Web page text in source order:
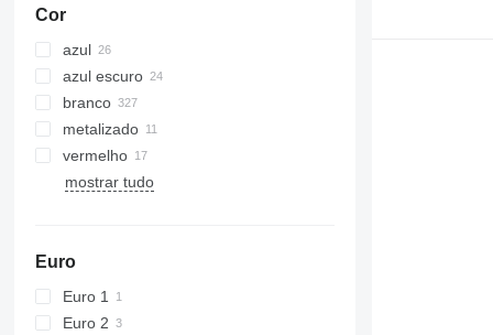
Cor
azul
azul escuro
branco
metalizado
vermelho
mostrar tudo
Euro
Euro 1
Euro 2